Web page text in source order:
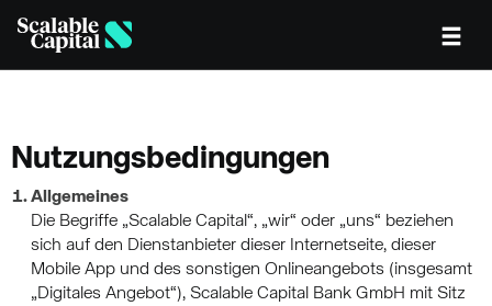
Nutzungsbedingungen
Allgemeines
Die Begriffe „Scalable Capital“, „wir“ oder „uns“ beziehen
sich auf den Dienstanbieter dieser Internetseite, dieser
Mobile App und des sonstigen Onlineangebots (insgesamt
„Digitales Angebot“), Scalable Capital Bank GmbH mit Sitz